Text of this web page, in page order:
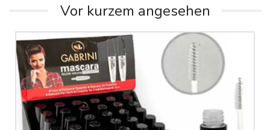
Vor kurzem angesehen